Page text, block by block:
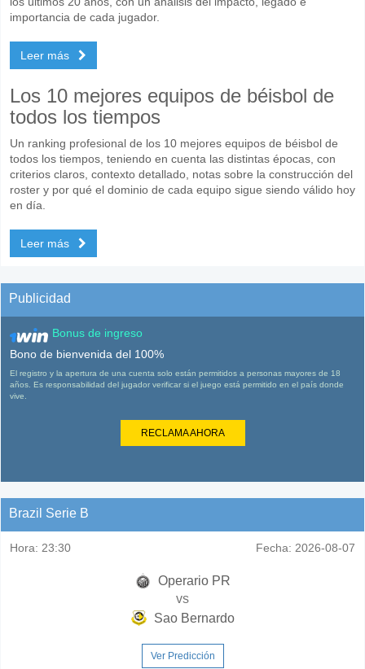
importancia de cada jugador.
Leer más
Los 10 mejores equipos de béisbol de
todos los tiempos
Un ranking profesional de los 10 mejores equipos de béisbol de
todos los tiempos, teniendo en cuenta las distintas épocas, con
criterios claros, contexto detallado, notas sobre la construcción del
roster y por qué el dominio de cada equipo sigue siendo válido hoy
en día.
Leer más
Publicidad
Bonus de ingreso
Bono de bienvenida del 100%
El registro y la apertura de una cuenta solo están permitidos a personas mayores de 18
años. Es responsabilidad del jugador verificar si el juego está permitido en el país donde
vive.
RECLAMA AHORA
Brazil Serie B
Hora: 23:30 Fecha: 2026-08-07
Operario PR
vs
Sao Bernardo
Ver Predicción